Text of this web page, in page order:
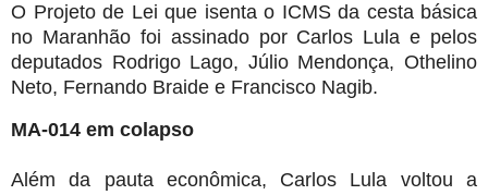
O Projeto de Lei que isenta o ICMS da cesta básica
no Maranhão foi assinado por Carlos Lula e pelos
deputados Rodrigo Lago, Júlio Mendonça, Othelino
Neto, Fernando Braide e Francisco Nagib.
MA-014 em colapso
Além da pauta econômica, Carlos Lula voltou a